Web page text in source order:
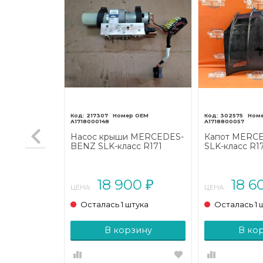
R171
217307
A1718000148
Насос крыши MERCEDES-
BENZ SLK-класс R171
ЦЕНА: 18 900 ₽
Осталась 1 штука
В корзину
302575
A1718800057
Капот
SLK-класс
ЦЕНА: 18
Осталась 1
В